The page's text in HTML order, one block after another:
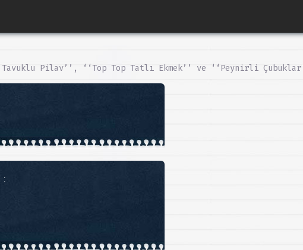
Tavuklu Pilav’’, ‘‘Top Top Tatlı Ekmek’’ ve ‘‘Peynirli
: